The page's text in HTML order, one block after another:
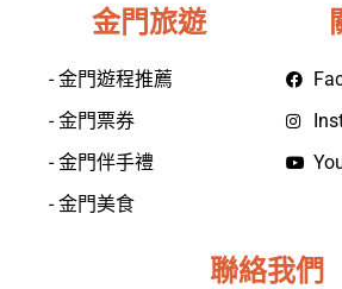
金門旅遊
- 金門遊程推薦
- 金門票券
- 金門伴手禮
- 金門美食
聯絡我們